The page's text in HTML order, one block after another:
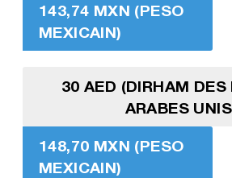
143,74 MXN (PESO
MEXICAIN)
30 AED (DIRHAM DES
ARABES
148,70 MXN (PESO
MEXICAIN)